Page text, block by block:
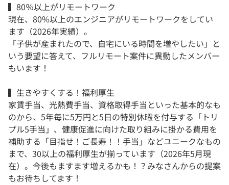
▍80％以上がリモートワーク
現在、80%以上のエンジニアがリモートワークをしてい
ます（2026年実績）。
「子供が産まれたので、自宅にいる時間を増やしたい」と
いう要望に答えて、フルリモート案件に異動したメンバー
もいます！
▍生きやすくする！福利厚生
家賃手当、光熱費手当、資格取得手当といった基本的なも
のから、5年毎に5万円と5日の特別休暇を付与する「トリ
プル5手当」、健康促進に向けた取り組みに掛かる費用を
補助する「目指せ！ご長寿！！手当」などユニークなもの
まで、30以上の福利厚生が揃っています（2026年5月現
在）。今後もますます増えるかも！？みなさんからの提案
もお待ちしてます！